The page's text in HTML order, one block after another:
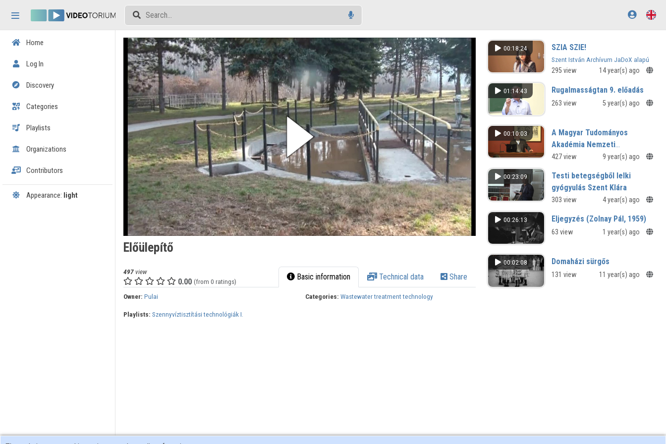
Home
Log In
Discovery
Categories
Playlists
Organizations
Contributors
Appearance: light
Előülepítő
497view
0.00 (from 0 ratings) Basic information Technical data Share
Owner: Pulai Categories: Wastewater treatment technology
Playlists: Szennyvíztisztítási technológiák I.
00:18:24 SZIA SZIE!
Szent István Archívum JaDoX alapú
gyűjteményeinek bemutatása
295 view 14 year(s) ago
01:14:43 Rugalmasságtan 9. előadás
263 view 5 year(s) ago
00:10:03
A Magyar Tudományos
Akadémia Nemzeti
Víztudományi Programjának
427 view 9 year(s) ago
00:23:09
Testi betegségből lelki
gyógyulás Szent Klára
legendáiban
nyelvű kolostori irodalom
összehasonlító elemzéséhez
303 view 4 year(s) ago
00:26:13 Eljegyzés (Zolnay Pál, 1959)
63 view 1 year(s) ago
00:02:08 Domaházi sürgős
131 view 11 year(s) ago